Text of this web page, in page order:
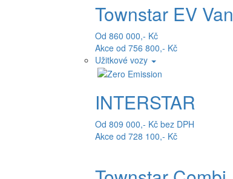
Townstar EV Van
Od 860 000,- Kč
Akce od 756 800,- Kč
Užitkové vozy
INTERSTAR
Od 809 000,- Kč bez DPH
Akce od 728 100,- Kč